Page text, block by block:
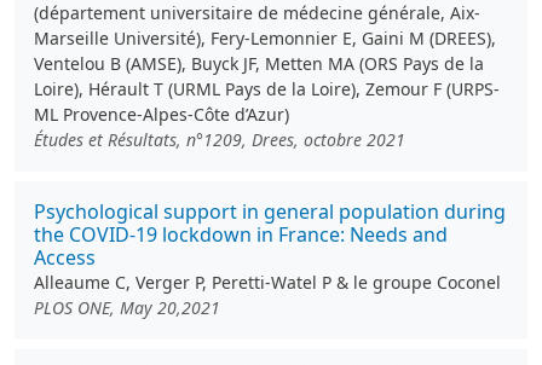
(département universitaire de médecine générale, Aix-
Marseille Université), Fery-Lemonnier E, Gaini M (DREES),
Ventelou B (AMSE), Buyck JF, Metten MA (ORS Pays de la
Loire), Hérault T (URML Pays de la Loire), Zemour F (URPS-
ML Provence-Alpes-Côte d’Azur)
Études et Résultats, n°1209, Drees, octobre 2021
Psychological support in general population during
the COVID-19 lockdown in France: Needs and
Access
Alleaume C, Verger P, Peretti-Watel P & le groupe Coconel
PLOS ONE, May 20,2021